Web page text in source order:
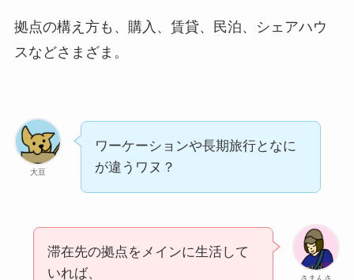
拠点の構え方も、購入、賃貸、民泊、シェアハウ
スなどさまざま。
大豆
ワーケーションや長期旅行となに
が違うワヌ？
滞在先の拠点をメインに生活して
いれば、